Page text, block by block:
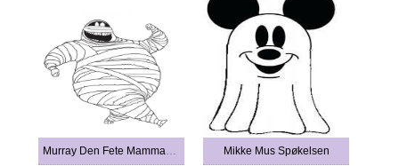
Murray Den Fete Mammaen Turgåing Mikke Mus Spøkelsen